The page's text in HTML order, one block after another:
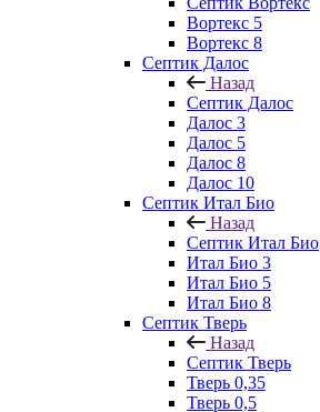
Вортекс 5
Вортекс 8
Септик Далос
Назад
Септик Далос
Далос 3
Далос 5
Далос 8
Далос 10
Септик Итал Био
Назад
Септик Итал Био
Итал Био 3
Итал Био 5
Итал Био 8
Септик Тверь
Назад
Септик Тверь
Тверь 0,35
Тверь 0,5